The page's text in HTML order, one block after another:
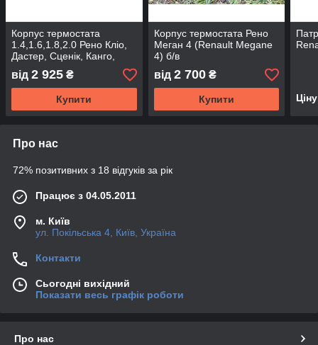
Корпус термостата
1.4,1.6,1.8,2.0 Рено Кліо,
Дастер, Сценік, Канго,
Лагуна, Меган б/в
від 2 925 ₴
Купити
Корпус термостата Рено
Меган 4 (Renault Megane
4) б/в
від 2 700₴
Купити
Про нас
72% позитивних з 18 відгуків за рік
Працює з 04.05.2011
м. Київ
ул. Покільська 4, Київ, Україна
Контакти
Сьогодні вихідний
Показати весь графік роботи
Про нас